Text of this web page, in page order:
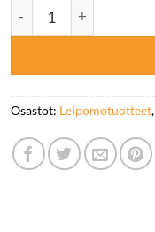
Osastot: Leipomotuotteet,